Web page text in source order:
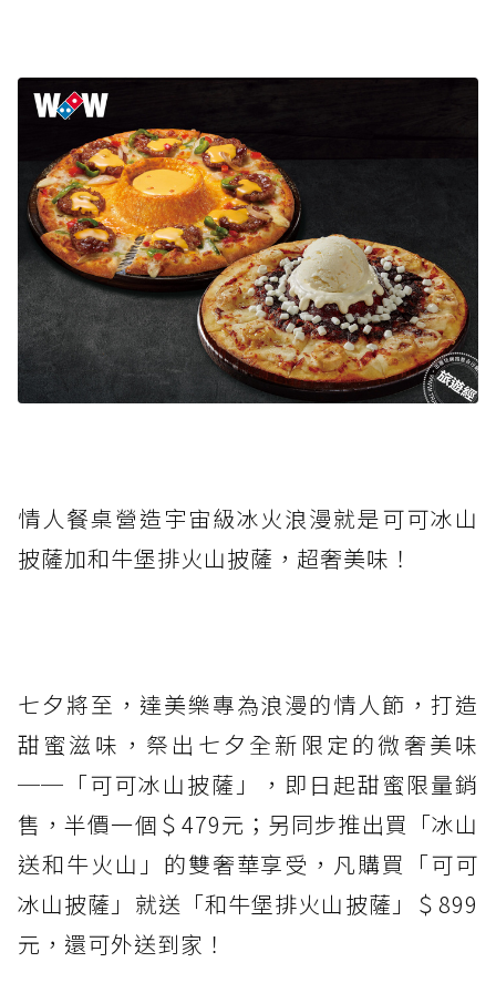
情人餐桌營造宇宙級冰火浪漫就是可可冰山
披薩加和牛堡排火山披薩，超奢美味！
七夕將至，達美樂專為浪漫的情人節，打造
甜蜜滋味，祭出七夕全新限定的微奢美味
──「可可冰山披薩」，即日起甜蜜限量銷
售，半價一個＄479元；另同步推出買「冰山
送和牛火山」的雙奢華享受，凡購買「可可
冰山披薩」就送「和牛堡排火山披薩」＄899
元，還可外送到家！